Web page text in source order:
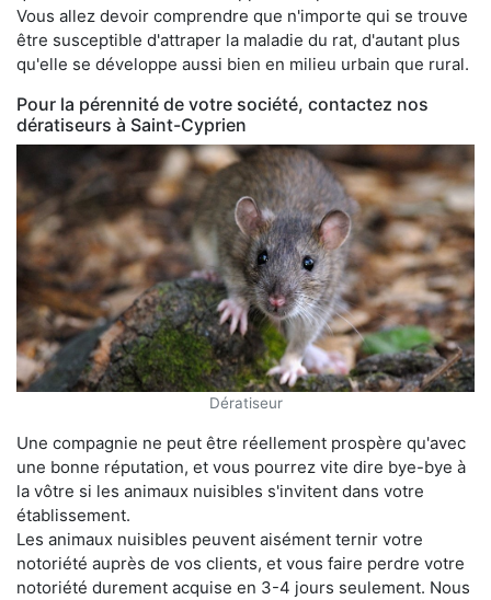
Vous allez devoir comprendre que n'importe qui se trouve
être susceptible d'attraper la maladie du rat, d'autant plus
qu'elle se développe aussi bien en milieu urbain que rural.
Pour la pérennité de votre société, contactez nos
dératiseurs à Saint-Cyprien
Dératiseur
Une compagnie ne peut être réellement prospère qu'avec
une bonne réputation, et vous pourrez vite dire bye-bye à
la vôtre si les animaux nuisibles s'invitent dans votre
établissement.
Les animaux nuisibles peuvent aisément ternir votre
notoriété auprès de vos clients, et vous faire perdre votre
notoriété durement acquise en 3-4 jours seulement. Nous